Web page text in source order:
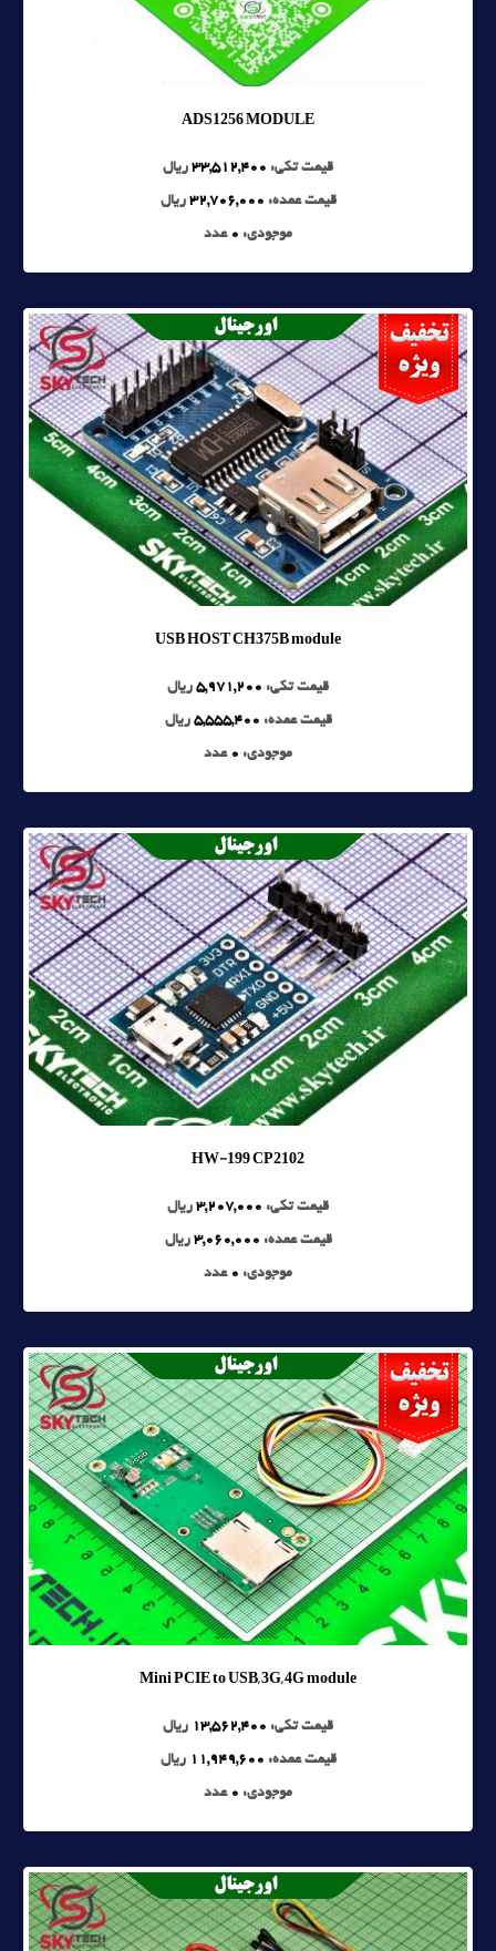
ADS1256 MODULE
قیمت تکی: 33,512,400 ریال
قیمت عمده: 32,706,000 ریال
موجودی: 0 عدد
USB HOST CH375B module
قیمت تکی: 5,971,200 ریال
قیمت عمده: 5,555,400 ریال
موجودی: 0 عدد
HW-199 CP2102
قیمت تکی: 3,207,000 ریال
قیمت عمده: 3,060,000 ریال
موجودی: 0 عدد
Mini PCIE to USB, 3G, 4G module
قیمت تکی: 13,562,400 ریال
قیمت عمده: 11,949,600 ریال
موجودی: 0 عدد